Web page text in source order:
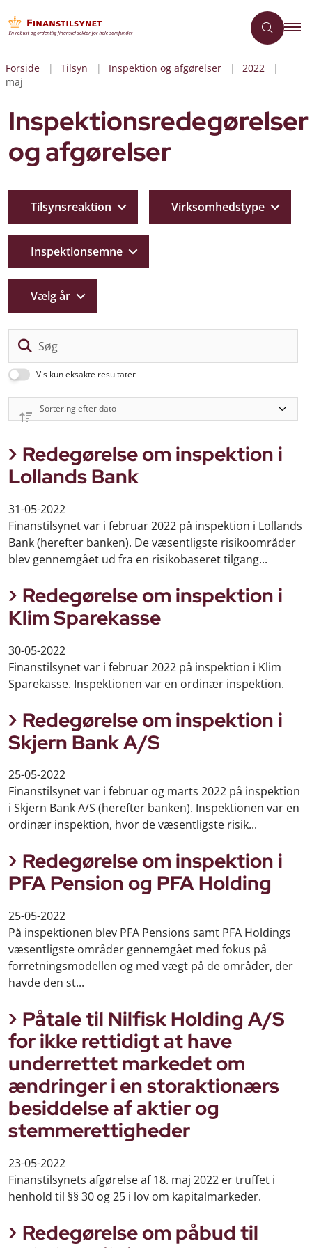
Forside Tilsyn Inspektion og afgørelser
2022
maj
Inspektionsredegørelser
og afgørelser
Vis kun eksakte resultater
Tilsynsreaktion Virksomhedstype
Inspektionsemne
Vælg år
Redegørelse om inspektion i
Lollands Bank
31-05-2022
Finanstilsynet var i februar 2022 på inspektion i Lollands
Bank (herefter banken). De væsentligste risikoområder
blev gennemgået ud fra en risikobaseret tilgang...
Redegørelse om inspektion i
Klim Sparekasse
30-05-2022
Finanstilsynet var i februar 2022 på inspektion i Klim
Sparekasse. Inspektionen var en ordinær inspektion.
Redegørelse om inspektion i
Skjern Bank A/S
25-05-2022
Finanstilsynet var i februar og marts 2022 på inspektion
i Skjern Bank A/S (herefter banken). Inspektionen var en
ordinær inspektion, hvor de væsentligste risik...
Redegørelse om inspektion i
PFA Pension og PFA Holding
25-05-2022
På inspektionen blev PFA Pensions samt PFA Holdings
væsentligste områder gennemgået med fokus på
forretningsmodellen og med vægt på de områder, der
havde den st...
Påtale til Nilfisk Holding A/S
for ikke rettidigt at have
underrettet markedet om
ændringer i en storaktionærs
besiddelse af aktier og
stemmerettigheder
23-05-2022
Finanstilsynets afgørelse af 18. maj 2022 er truffet i
henhold til §§ 30 og 25 i lov om kapitalmarkeder.
Redegørelse om påbud til